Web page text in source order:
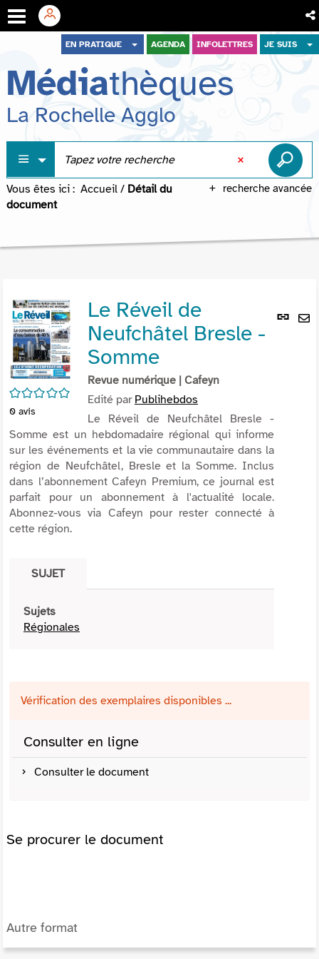
menu
contenu
recherche
EN PRATIQUE AGENDA INFOLETTRES JE SUIS
Médiathèques
La Rochelle Agglo
recherche avancée
Vous êtes ici : Accueil / Détail du
document
Lien
/5
0 avis
Le Réveil de
Neufchâtel Bresle -
Somme
Revue numérique | Cafeyn
Edité par Publihebdos
Le Réveil de Neufchâtel Bresle -
Somme est un hebdomadaire régional qui informe
sur les événements et la vie communautaire dans la
région de Neufchâtel, Bresle et la Somme. Inclus
dans l’abonnement Cafeyn Premium, ce journal est
parfait pour un abonnement à l'actualité locale.
Abonnez-vous via Cafeyn pour rester connecté à
cette région.
SUJET
Sujets
Régionales
Vérification des exemplaires disponibles ...
Consulter en ligne
Consulter le document
Se procurer le document
Autre format